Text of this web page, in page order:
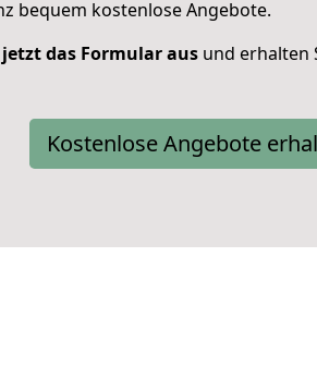
bequem kostenlose Angebote.
jetzt das Formular aus und erhalten
Kostenlose Angebote